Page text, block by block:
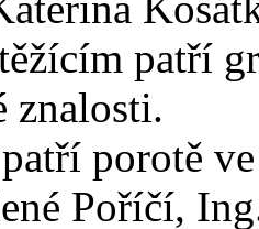
patří
znalosti.
porotě
Poříčí,